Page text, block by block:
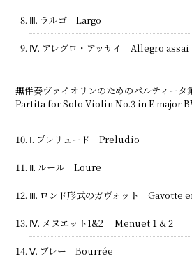
Ⅲ. ラルゴ Largo
Ⅳ. アレグロ・アッサイ Allegro assai
無伴奏ヴァイオリンのためのパルティータ
Partita for Solo Violin No.3 in E major
Ⅰ. プレリュード Preludio
Ⅱ. ルール Loure
Ⅲ. ロンド形式のガヴォット Gavotte
Ⅳ. メヌエット1&2 Menuet 1 & 2
Ⅴ. ブレー Bourrée